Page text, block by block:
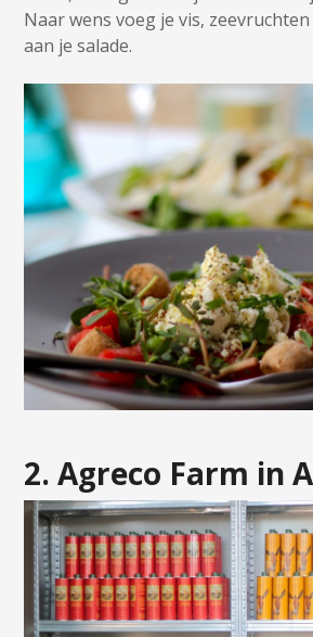
Naar wens voeg je vis,
aan je salade.
2. Agreco Farm in